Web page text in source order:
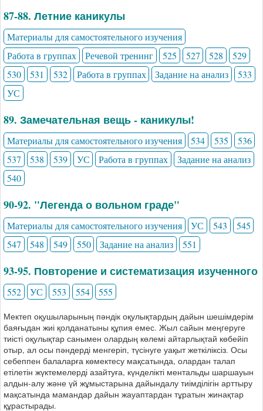
87-88. Летние каникулы
Материалы для самостоятельного изучения
Работа в группах
Речевой тренинг 525 527 528
529
530
531 532 Работа в группах Задание на анализ
533
УС
89. Замечательная вещь - каникулы!
Материалы для самостоятельного изучения 534 535
536
537
538 539 УС Работа в группах
Задание на анализ
540
90-92. "Легенда о вольном граде"
Материалы для самостоятельного изучения УС 543
545
547
548 549 550 Задание на анализ 551
93-95. Повторение и систематизация изученного
552 УС 553 554 555
Мектеп оқушыларының пәндік оқулықтардың дайын шешімдерім
баяғыдан жиі қолданатыны құпия емес. Жыл сайын меңгеруге
тиісті оқулықтар санымен олардың көлемі айтарлықтай көбейіп
отыр, ал осы пәндерді менгеріп, түсінуге уақыт жеткіліксіз. Осы
себеппен балаларға көмектесу мақсатында, олардан талап
етілетін жүктемелерді азайтуға, күнделікті ментальды шаршауын
алдын-алу және үй жұмыстарына дайындалу тиімділігін арттыру
мақсатында мамандар дайын жауаптардан тұратын жинақтар
құрастырады.